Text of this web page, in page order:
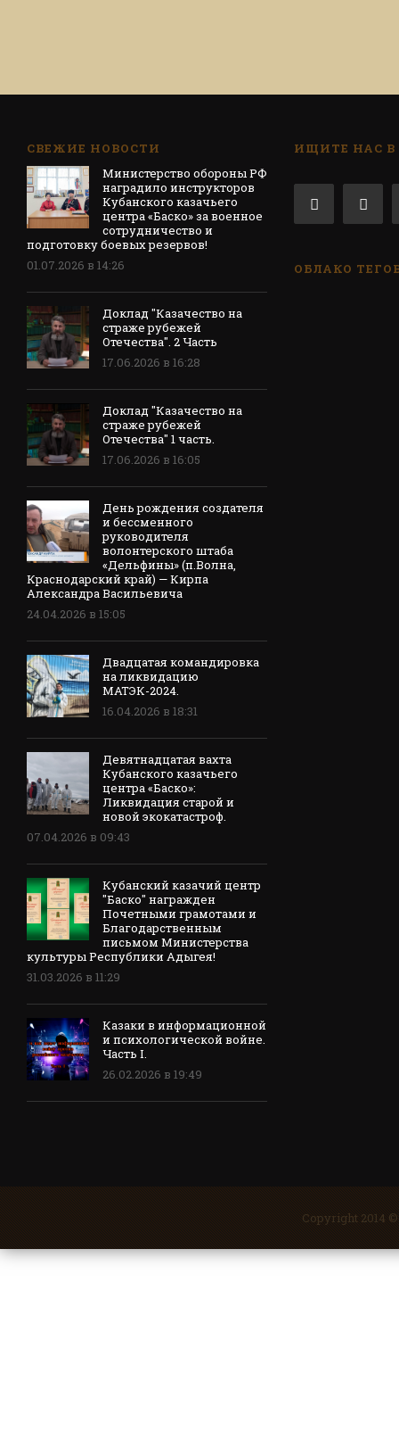
СВЕЖИЕ НОВОСТИ
Министерство обороны РФ
наградило инструкторов
Кубанского казачьего
центра «Баско» за военное
сотрудничество и
подготовку боевых резервов!
01.07.2026 в 14:26
Доклад "Казачество на
страже рубежей
Отечества". 2 Часть
17.06.2026 в 16:28
Доклад "Казачество на
страже рубежей
Отечества" 1 часть.
17.06.2026 в 16:05
День рождения создателя
и бессменного
руководителя
волонтерского штаба
«Дельфины» (п.Волна,
Краснодарский край) — Кирпа
Александра Васильевича
24.04.2026 в 15:05
Двадцатая командировка
на ликвидацию
МАТЭК-2024.
16.04.2026 в 18:31
Девятнадцатая вахта
Кубанского казачьего
центра «Баско»:
Ликвидация старой и
новой экокатастроф.
07.04.2026 в 09:43
Кубанский казачий центр
"Баско" награжден
Почетными грамотами и
Благодарственным
письмом Министерства
культуры Республики Адыгея!
31.03.2026 в 11:29
Казаки в информационной
и психологической войне.
Часть I.
26.02.2026 в 19:49
ИЩИТЕ НАС В
ОБЛАКО
Copyright 2014